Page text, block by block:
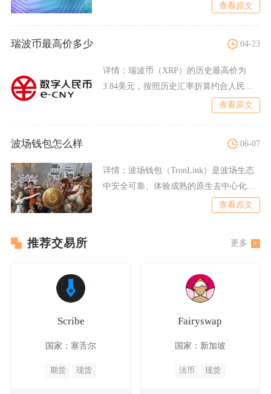
查看原文
瑞波币最高价多少 04-23
详情： 瑞波币（XRP）的历史最高价为
3.84美元，按照历史汇率折算约合人民币
查看原文
波场钱包怎么样 06-07
详情： 波场钱包（TronLink）是波场生态
中安全可靠、体验成熟的原生去中心化钱
查看原文
推荐交易所 更多
Scribe
国家：塞舌尔
期货 现货
Fairyswap
国家：新加坡
法币 现货